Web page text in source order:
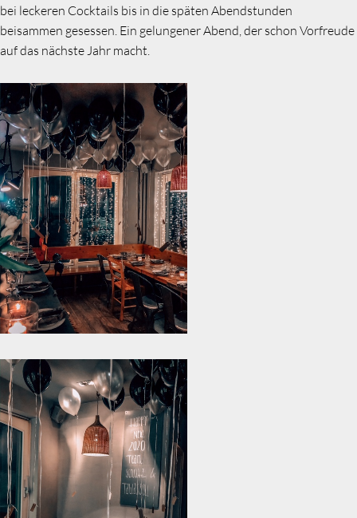
bei leckeren Cocktails bis in die späten Abendstunden
beisammen gesessen. Ein gelungener Abend, der schon Vorfreude
auf das nächste Jahr macht.